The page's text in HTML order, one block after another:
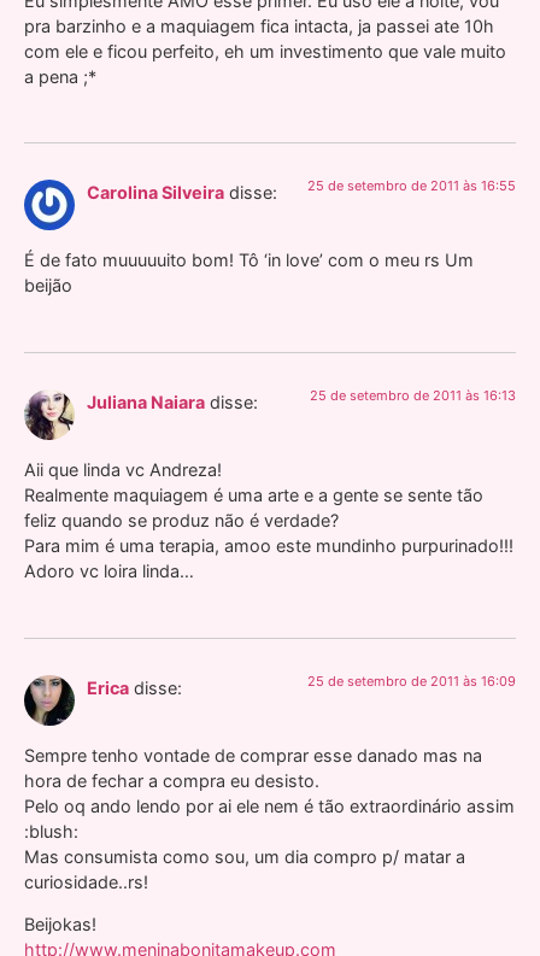
pra barzinho e a maquiagem fica intacta, ja passei ate 10h
com ele e ficou perfeito, eh um investimento que vale muito
a pena ;*
Carolina Silveira disse: 25 de setembro de 2011 às 16:55
É de fato muuuuuito bom! Tô ‘in love’ com o meu rs Um
beijão
Juliana Naiara disse: 25 de setembro de 2011 às 16:13
Aii que linda vc Andreza!
Realmente maquiagem é uma arte e a gente se sente tão
feliz quando se produz não é verdade?
Para mim é uma terapia, amoo este mundinho purpurinado!!!
Adoro vc loira linda…
Erica disse: 25 de setembro de 2011 às 16:09
Sempre tenho vontade de comprar esse danado mas na
hora de fechar a compra eu desisto.
Pelo oq ando lendo por ai ele nem é tão extraordinário assim
:blush:
Mas consumista como sou, um dia compro p/ matar a
curiosidade..rs!
Beijokas!
http://www.meninabonitamakeup.com